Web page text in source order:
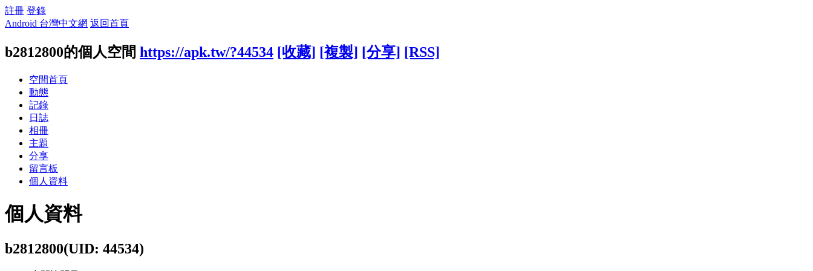
註冊 登錄
Android 台灣中文網 返回首頁
b2812800的個人空間 https://apk.tw/?44534 [收藏] [複製] [分享] [RSS]
空間首頁
動態
記錄
日誌
相冊
主題
分享
留言板
個人資料
個人資料
b2812800(UID: 44534)